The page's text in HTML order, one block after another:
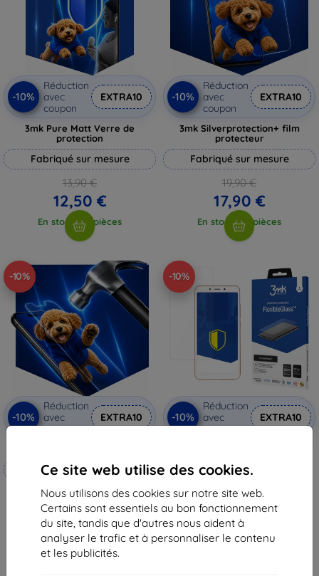
Ce site web utilise des cookies.
Nous utilisons des cookies sur notre site web.
Certains sont essentiels au bon fonctionnement
du site, tandis que d'autres nous aident à
analyser le trafic et à personnaliser le contenu
et les publicités.
-10%
Réduction
avec
coupon
EXTRA10
3mk Pure Matt Verre de
protection
Fabriqué sur mesure
13,90 €
12,50 €
En stock > 5 pièces
-10%
Réduction
avec
coupon
EXTRA10
3mk Silverprotection+ film
protecteur
Fabriqué sur mesure
19,90 €
17,90 €
En stock > 5 pièces
-10%
-10%
Réduction
avec
coupon
EXTRA10
Fabriqué sur mesure
20,90 €
18,82 €
En stock 4 pièces
-10%
-10%
Réduction
avec
coupon
EXTRA10
11,90 €
10,72 €
En stock > 5 pièces